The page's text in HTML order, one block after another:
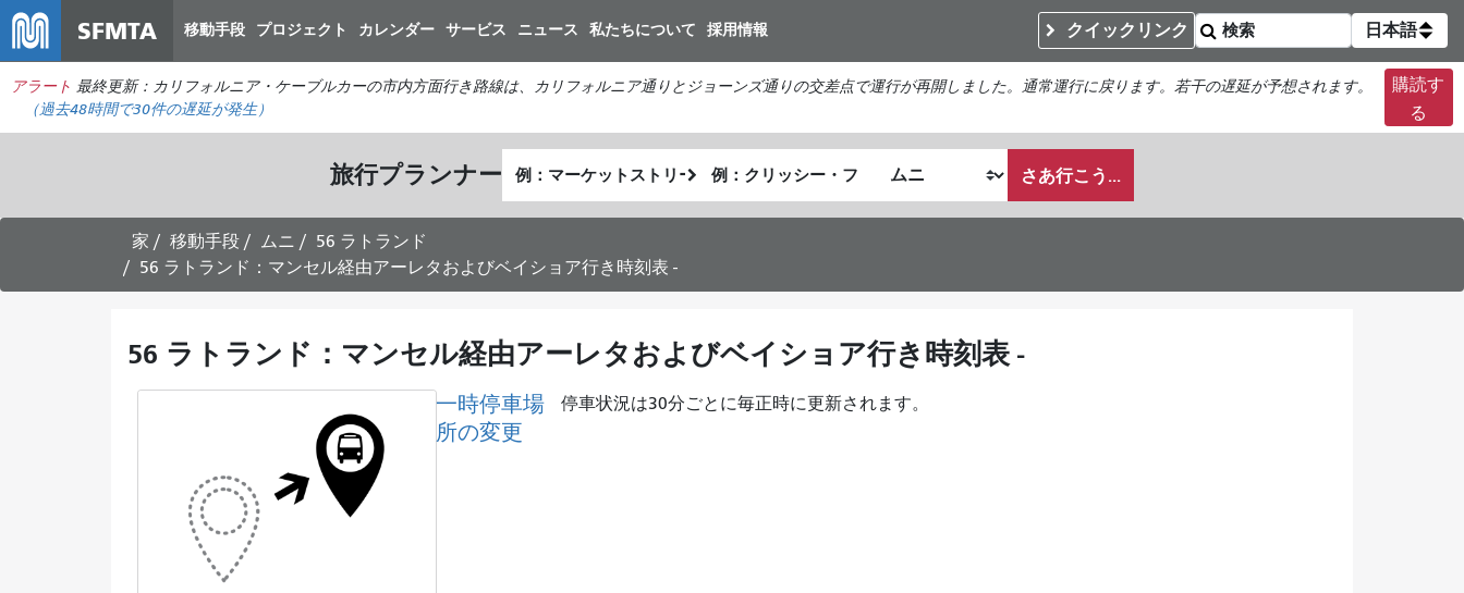
イ
ン
コ
テ
ン
ツ
に
SFMTA 移動手段 プロジェクト カレンダー サービス ニュース 私たちについて 採用情報 クイックリンク 日本語
アラート 最終更新：カリフォルニア・ケーブルカーの市内方面行き路線は、カリフォルニア通りとジョーンズ通りの交差点で運行が再開しました。通常運行に戻ります。若干の遅延が予想されます。
（過去48時間で30件の遅延が発生）
購読す
る
旅行プランナー 出
発
地
終
了
地
が
よ
に
旅
し
さあ行こう...
家 移動手段 ムニ
56 ラトランド
56 ラトランド：マンセル経由アーレタおよびベイショア行き時刻表 -
56 ラトランド：マンセル経由アーレタおよびベイショア行き時刻表 -
一時停車場
所の変更
停車状況は30分ごとに毎正時に更新されます。